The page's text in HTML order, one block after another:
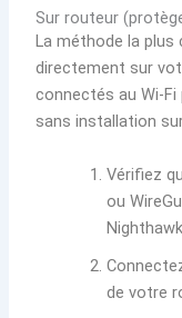
Sur routeur
La méthode la plus
directement sur
connectés au Wi-
sans installation
Vérifiez
ou
de votre